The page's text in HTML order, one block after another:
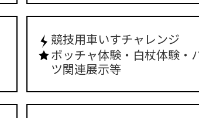
競技用車いすチャレンジ
ボッチャ体験・白杖体験・
ツ関連展示等